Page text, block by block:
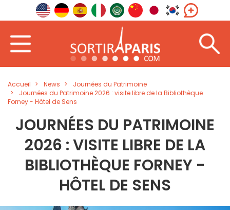
Accueil News
Journées du Patrimoine
Journées du Patrimoine 2026 : visite libre de la Bibliothèque
Forney - Hôtel de Sens
JOURNÉES DU PATRIMOINE
2026 : VISITE LIBRE DE LA
BIBLIOTHÈQUE FORNEY -
HÔTEL DE SENS